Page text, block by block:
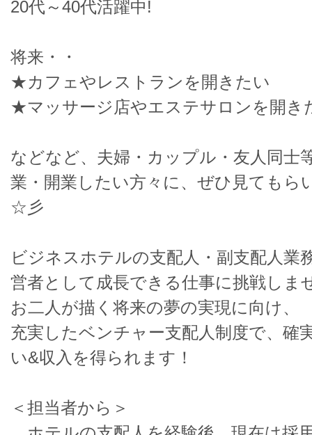
20代～40代活躍中!
将来・・
★カフェやレストランを開きたい
★マッサージ店やエステサロンを開き
などなど、夫婦・カップル・友人同士
業・開業したい方々に、ぜひ見てもら
☆彡
ビジネスホテルの支配人・副支配人業
営者として成長できる仕事に挑戦しま
お二人が描く将来の夢の実現に向け、
充実したベンチャー支配人制度で、確
い&収入を得られます！
＜担当者から＞